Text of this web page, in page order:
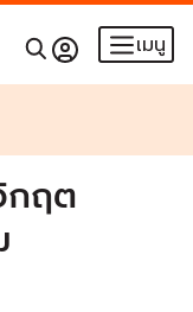
เมนู
กฤต